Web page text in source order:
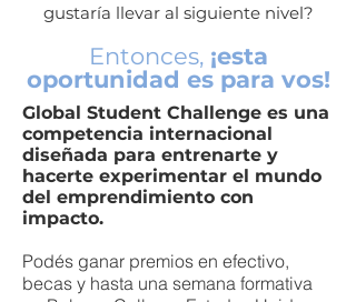
gustaría llevar al siguiente nivel?
Entonces,¡esta
oportunidad es para vos!
Global Student Challenge es una
competencia internacional
diseñada para entrenarte y
hacerte experimentar el mundo
del emprendimiento con
impacto.
Podés ganar premios en efectivo,
becas y hasta una semana formativa